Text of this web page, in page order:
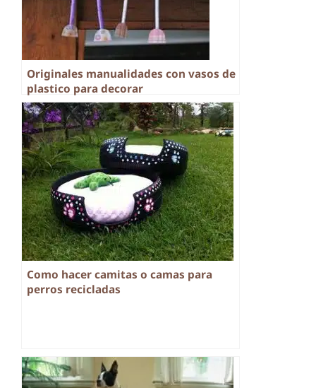
Originales manualidades con vasos de
plastico para decorar
Como hacer camitas o camas para
perros recicladas